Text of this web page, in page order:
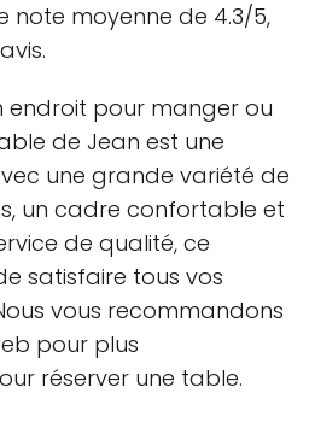
note moyenne de 4.3/5,
endroit pour manger ou
de Jean est une
une grande variété de
un cadre confortable et
de qualité, ce
satisfaire tous vos
vous recommandons
pour plus
réserver une table.